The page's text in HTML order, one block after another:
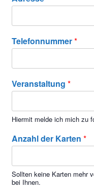
Telefonnummer*
Veranstaltung*
Hiermit melde ich mich zu
Anzahl der Karten*
Sollten keine Karten mehr
bei Ihnen.